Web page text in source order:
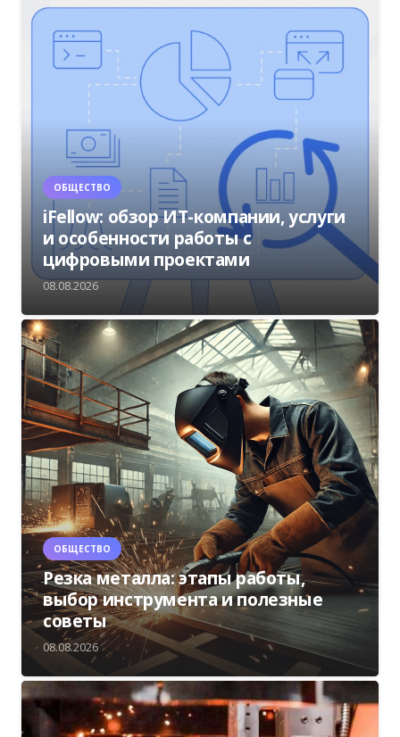
ОБЩЕСТВО
iFellow: обзор ИТ-компании, услуги
и особенности работы с
цифровыми проектами
08.08.2026
ОБЩЕСТВО
Резка металла: этапы работы,
выбор инструмента и полезные
советы
08.08.2026